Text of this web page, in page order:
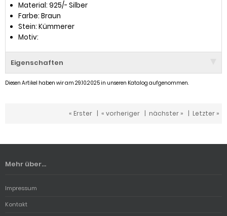
Material: 925/- Silber
Farbe: Braun
Stein: Kümmerer
Motiv:
Eigenschaften
Diesen Artikel haben wir am 29.10.2025 in unseren Katalog aufgenommen.
« Erster | « vorheriger | nächster » | Letzter »
Mehr über...
Impressum
Kontakt